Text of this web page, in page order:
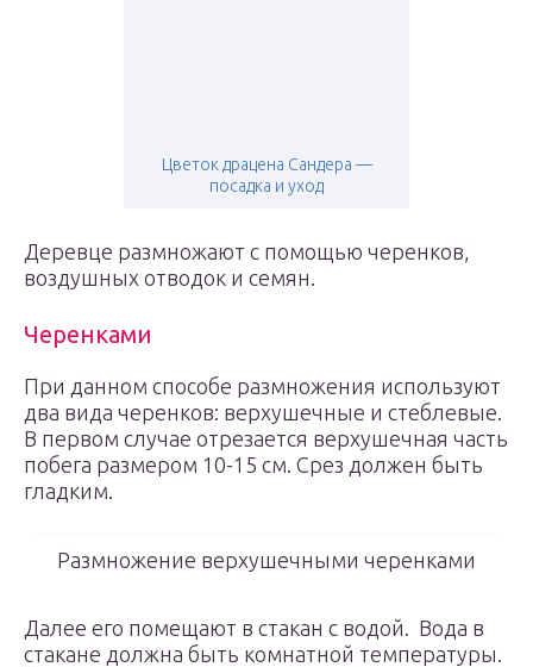
Цветок драцена Сандера —
посадка и уход
Деревце размножают с помощью черенков,
воздушных отводок и семян.
Черенками
При данном способе размножения используют
два вида черенков: верхушечные и стеблевые.
В первом случае отрезается верхушечная часть
побега размером 10-15 см. Срез должен быть
гладким.
Размножение верхушечными черенками
Далее его помещают в стакан с водой. Вода в
стакане должна быть комнатной температуры.